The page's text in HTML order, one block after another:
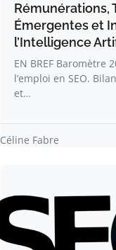
Rémunérations,
Émergentes et
l’Intelligence
EN BREF Baromètre
l’emploi en SEO.
et…
Céline Fabre